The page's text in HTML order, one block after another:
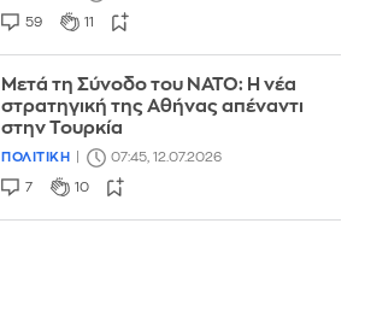
59 11
Μετά τη Σύνοδο του ΝΑΤΟ: Η νέα
στρατηγική της Αθήνας απέναντι
στην Τουρκία
ΠΟΛΙΤΙΚΗ 07:45, 12.07.2026
7 10